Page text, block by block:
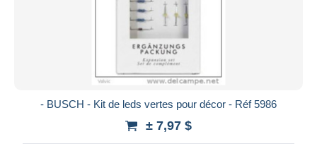
- BUSCH - Kit de leds vertes pour décor - Réf 5986
± 7,97 $